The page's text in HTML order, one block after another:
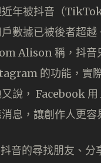
年被抖音（
數據已被後者超越
Alison 稱，抖音
的功能，實
說， Facebook
息，讓創作人更容
音的尋找朋友、分